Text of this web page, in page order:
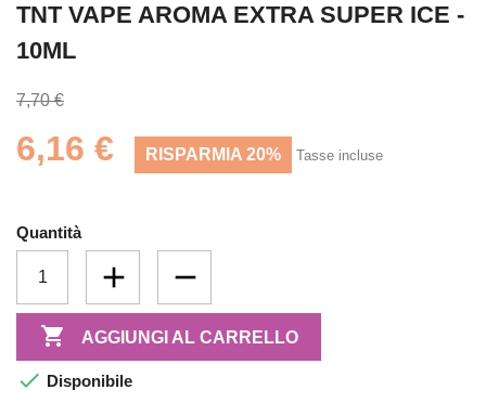
TNT VAPE AROMA EXTRA SUPER ICE -
10ML
7,70 €
6,16 € RISPARMIA 20% Tasse incluse
Quantità
 AGGIUNGI AL CARRELLO
 Disponibile